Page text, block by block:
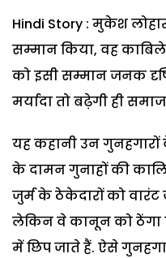
Hindi Story : मुकेश
सम्मान किया, वह
को इसी सम्मान जनक
मर्यादा तो बढ़ेगी ही
यह कहानी उन गुनहगारों
के दामन गुनाहों की
जुर्म के ठेकेदारों को
लेकिन वे कानून को ठेंगा
में छिप जाते हैं. ऐसे